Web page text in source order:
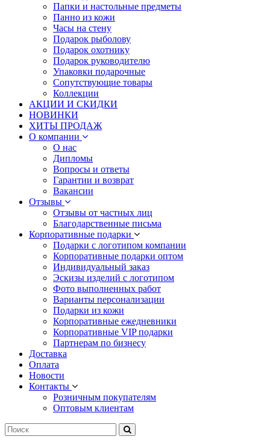
Папки и настольные предметы
Панно из кожи
Часы на стену
Подарок рыболову
Подарок охотнику
Подарок руководителю
Упаковки подарочные
Сопутствующие товары
Коллекции
АКЦИИ И СКИДКИ
НОВИНКИ
ХИТЫ ПРОДАЖ
О компании
О нас
Дипломы
Вопросы и ответы
Гарантии и возврат
Вакансии
Отзывы
Отзывы от частных лиц
Благодарственные письма
Корпоративные подарки
Подарки с логотипом компании
Корпоративные подарки оптом
Индивидуальный заказ
Эскизы изделий с логотипом
Фото выполненных работ
Варианты персонализации
Подарки из кожи
Корпоративные ежедневники
Корпоративные VIP подарки
Партнерам по бизнесу
Доставка
Оплата
Новости
Контакты
Розничным покупателям
Оптовым клиентам